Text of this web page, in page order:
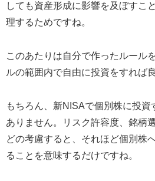
しても資産形成に影響を及ぼすこ
理するためですね。
このあたりは自分で作ったルール
ルの範囲内で自由に投資をすれば
もちろん、新NISAで個別株に投
ありません。リスク許容度、銘柄
どの考慮すると、それほど個別株
ることを意味するだけですね。